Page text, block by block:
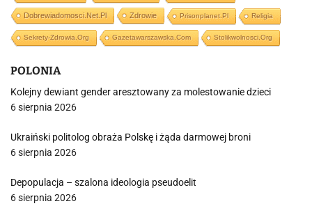
Dobrewiadomosci.net.pl Zdrowie Prisonplanet.pl Religia
Sekrety-Zdrowia.org Gazetawarszawska.com Stolikwolnosci.org
POLONIA
Kolejny dewiant gender aresztowany za molestowanie dzieci
6 sierpnia 2026
Ukraiński politolog obraża Polskę i żąda darmowej broni
6 sierpnia 2026
Depopulacja – szalona ideologia pseudoelit
6 sierpnia 2026